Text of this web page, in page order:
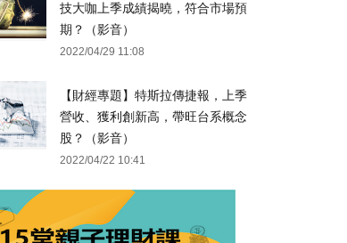
技大咖上季成績揭曉，符合市場預
期？（影音）
2022/04/29 11:08
【財經專題】特斯拉傳捷報，上季
營收、獲利創新高，帶旺台系概念
股？（影音）
2022/04/22 10:41